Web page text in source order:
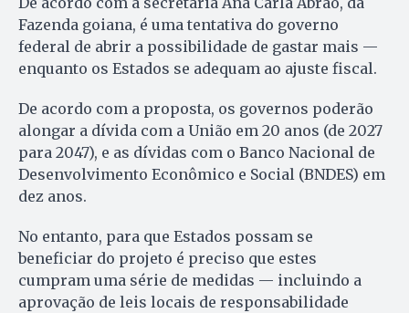
Fazenda goiana, é uma tentativa do governo
federal de abrir a possibilidade de gastar mais —
enquanto os Estados se adequam ao ajuste fiscal.
De acordo com a proposta, os governos poderão
alongar a dívida com a União em 20 anos (de 2027
para 2047), e as dívidas com o Banco Nacional de
Desenvolvimento Econômico e Social (BNDES) em
dez anos.
No entanto, para que Estados possam se
beneficiar do projeto é preciso que estes
cumpram uma série de medidas — incluindo a
aprovação de leis locais de responsabilidade